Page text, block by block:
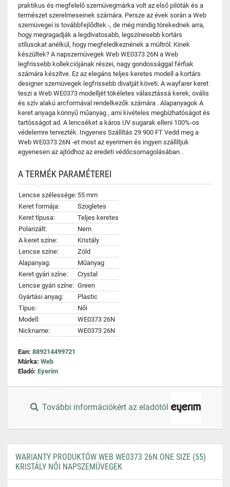
praktikus és megfelelő szemüvegmárka volt az első pilóták és a
természet szerelmeseinek számára. Persze az évek során a Web
szemüvegei is továbbfejlődtek -, de még mindig törekednek arra,
hogy megragadják a legdivatosabb, legszínesebb kortárs
stílusokat anélkül, hogy megfeledkeznének a múltról. Kinek
készültek? A napszemüvegek Web WE0373 26N a Web
legfrissebb kollekciójának részei, nagy gondossággal férfiak
számára készítve. Ez az elegáns teljes keretes modell a kortárs
designer szemüvegek legfrissebb divatját követi. A wayfarer keret
teszi a Web WE0373 modelljét tökéletes választássá kerek, ovális
és szív alakú arcformával rendelkezők számára . Alapanyagok A
keret anyaga könnyű műanyag , ami kivételes megbízhatóságot és
tartósságot ad. A lencséket a káros UV sugarak elleni 100%-os
védelemre tervezték. Ingyenes Szállítás 29 900 FT Vedd meg a
Web WE0373 26N -et most az eyerimen és ingyen szállítjuk
egyenesen az ajtódhoz az eredeti védőcsomagolásában .
A TERMÉK PARAMÉTEREI
Lencse szélessége: 55 mm
Keret formája:
Szogletes
Keret típusa:
Teljes keretes
Polarizált:
Nem
A keret színe:
Kristály
Lencse színe:
Zöld
Alapanyag:
Műanyag
Keret gyári színe:
Crystal
Lencse gyári színe: Green
Gyártási anyag:
Plastic
Típus:
Női
Modell:
WE0373 26N
Nickname:
WE0373 26N
Ean: 889214499721
Márka: Web
Eladó: Eyerim
További információkért az eladótól
WARIANTY PRODUKTÓW WEB WE0373 26N ONE SIZE (55)
KRISTÁLY NŐI NAPSZEMÜVEGEK